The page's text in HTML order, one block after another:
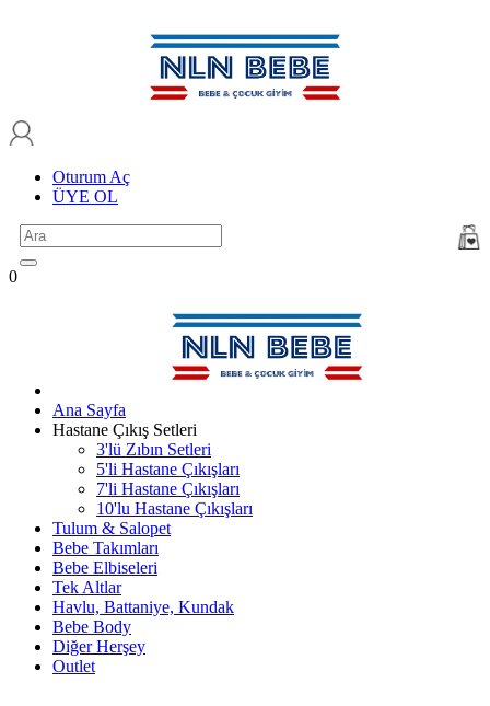
Oturum Aç
ÜYE OL
0
Ana Sayfa
Hastane Çıkış Setleri
3'lü Zıbın Setleri
5'li Hastane Çıkışları
7'li Hastane Çıkışları
10'lu Hastane Çıkışları
Tulum & Salopet
Bebe Takımları
Bebe Elbiseleri
Tek Altlar
Havlu, Battaniye, Kundak
Bebe Body
Diğer Herşey
Outlet